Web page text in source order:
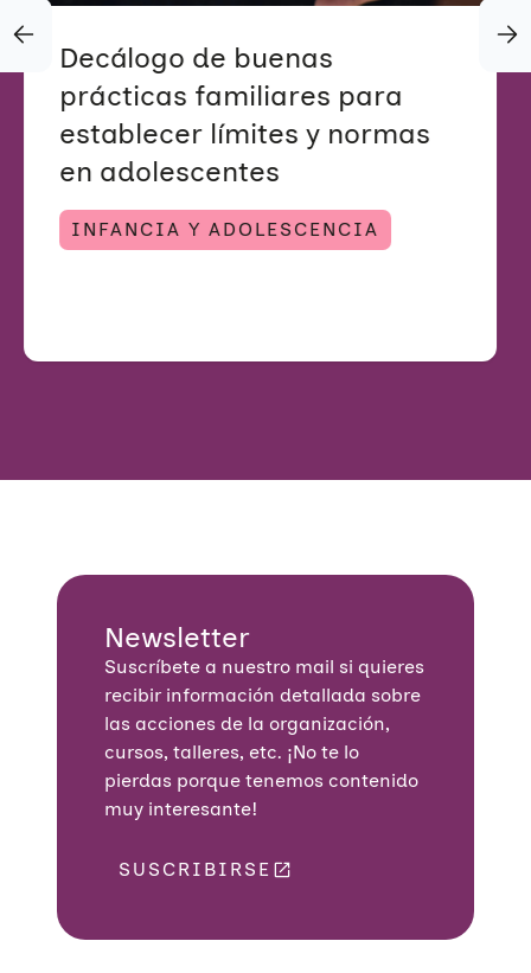
Decálogo de buenas
prácticas familiares para
establecer límites y normas
en adolescentes
INFANCIA Y ADOLESCENCIA
Newsletter
Suscríbete a nuestro mail si quieres
recibir información detallada sobre
las acciones de la organización,
cursos, talleres, etc. ¡No te lo
pierdas porque tenemos contenido
muy interesante!
SUSCRIBIRSE